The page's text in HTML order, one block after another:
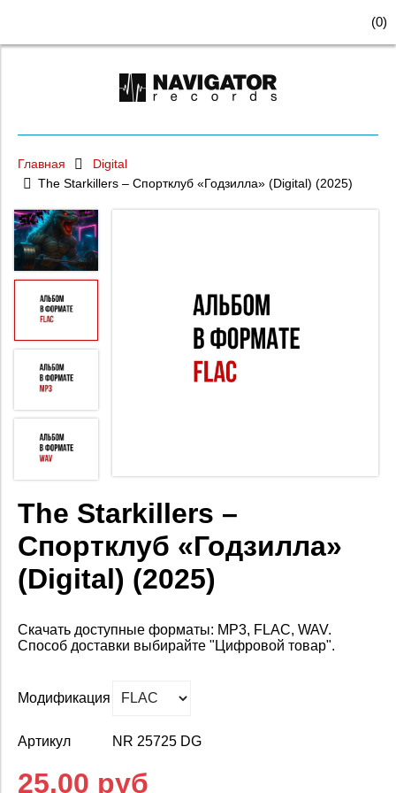
(0)
Главная
Digital
The Starkillers – Спортклуб «Годзилла» (Digital) (2025)
The Starkillers –
Спортклуб «Годзилла»
(Digital) (2025)
Скачать доступные форматы: MP3, FLAC, WAV.
Способ доставки выбирайте "Цифровой товар".
Модификация
Артикул NR 25725 DG
25.00 руб